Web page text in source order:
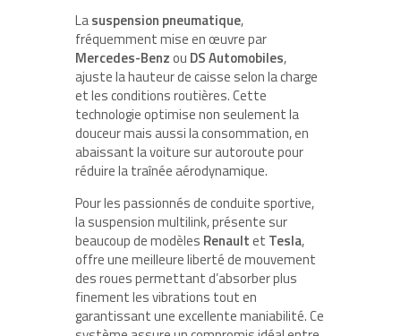
Lasuspension pneumatique,
fréquemment mise en œuvre par
Mercedes-Benzou DS Automobiles,
ajuste la hauteur de caisse selon la charge
et les conditions routières. Cette
technologie optimise non seulement la
douceur mais aussi la consommation, en
abaissant la voiture sur autoroute pour
réduire la traînée aérodynamique.
Pour les passionnés de conduite sportive,
la suspension multilink, présente sur
beaucoup de modèles Renaultet Tesla,
offre une meilleure liberté de mouvement
des roues permettant d’absorber plus
finement les vibrations tout en
garantissant une excellente maniabilité. Ce